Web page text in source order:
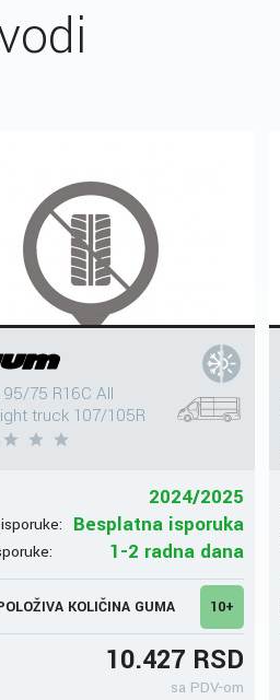
75 R16C All
truck 107/105R
2024/2025
Besplatna isporuka
1-2 radna dana
KOLIČINA GUMA 10+
10.427 RSD
sa PDV-om